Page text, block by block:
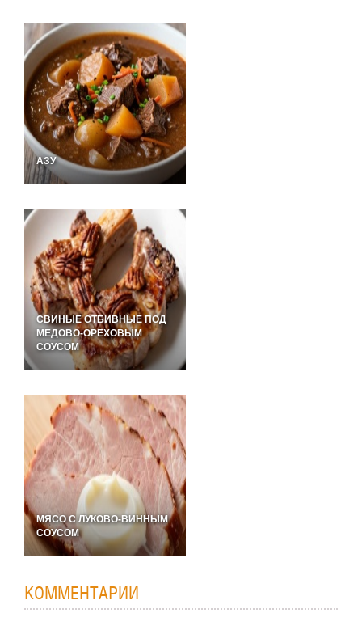
АЗУ
СВИНЫЕ ОТБИВНЫЕ ПОД
МЕДОВО-ОРЕХОВЫМ
СОУСОМ
МЯСО С ЛУКОВО-ВИННЫМ
СОУСОМ
КОММЕНТАРИИ